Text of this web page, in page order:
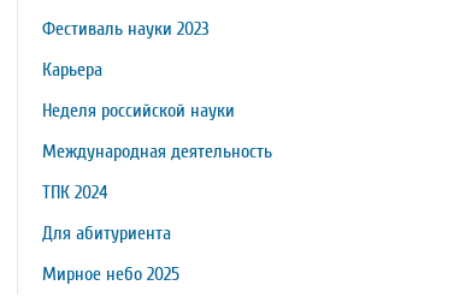
Фестиваль науки 2023
Карьера
Неделя российской науки
Международная деятельность
ТПК 2024
Для абитуриента
Мирное небо 2025